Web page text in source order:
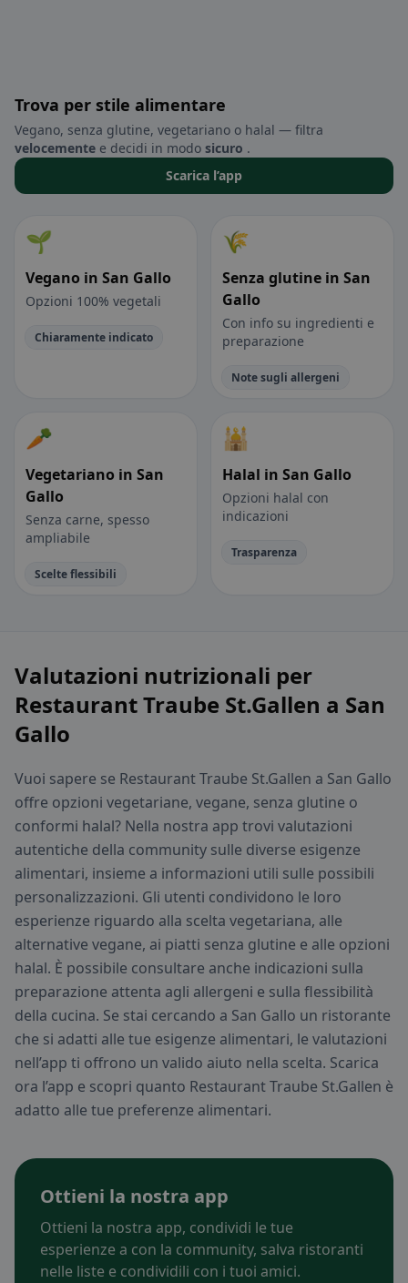
Trova per stile alimentare
Vegano, senza glutine, vegetariano o halal — filtra
velocemente e decidi in modo sicuro .
Scarica l’app
🌱
Vegano in San Gallo
Opzioni 100% vegetali
Chiaramente indicato
🌾
Senza glutine in San
Gallo
Con info su ingredienti e
preparazione
Note sugli allergeni
🥕
Vegetariano in San
Gallo
Senza carne, spesso
ampliabile
Scelte flessibili
🕌
Halal in San Gallo
Opzioni halal con
indicazioni
Trasparenza
Valutazioni nutrizionali per
Restaurant Traube St.Gallen a San
Gallo
Vuoi sapere se Restaurant Traube St.Gallen a San Gallo
offre opzioni vegetariane, vegane, senza glutine o
conformi halal? Nella nostra app trovi valutazioni
autentiche della community sulle diverse esigenze
alimentari, insieme a informazioni utili sulle possibili
personalizzazioni. Gli utenti condividono le loro
esperienze riguardo alla scelta vegetariana, alle
alternative vegane, ai piatti senza glutine e alle opzioni
halal. È possibile consultare anche indicazioni sulla
preparazione attenta agli allergeni e sulla flessibilità
della cucina. Se stai cercando a San Gallo un ristorante
che si adatti alle tue esigenze alimentari, le valutazioni
nell’app ti offrono un valido aiuto nella scelta. Scarica
ora l’app e scopri quanto Restaurant Traube St.Gallen è
adatto alle tue preferenze alimentari.
Ottieni la nostra app
Ottieni la nostra app, condividi le tue
esperienze a con la community, salva ristoranti
nelle liste e condividili con i tuoi amici.